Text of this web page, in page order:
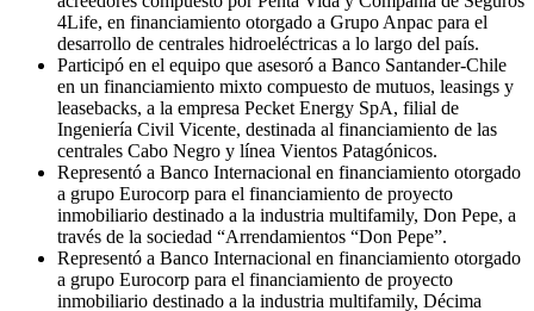
4Life, en financiamiento otorgado a Grupo Anpac para el
desarrollo de centrales hidroeléctricas a lo largo del país.
Participó en el equipo que asesoró a Banco Santander-Chile
en un financiamiento mixto compuesto de mutuos, leasings y
leasebacks, a la empresa Pecket Energy SpA, filial de
Ingeniería Civil Vicente, destinada al financiamiento de las
centrales Cabo Negro y línea Vientos Patagónicos.
Representó a Banco Internacional en financiamiento otorgado
a grupo Eurocorp para el financiamiento de proyecto
inmobiliario destinado a la industria multifamily, Don Pepe, a
través de la sociedad “Arrendamientos “Don Pepe”.
Representó a Banco Internacional en financiamiento otorgado
a grupo Eurocorp para el financiamiento de proyecto
inmobiliario destinado a la industria multifamily, Décima